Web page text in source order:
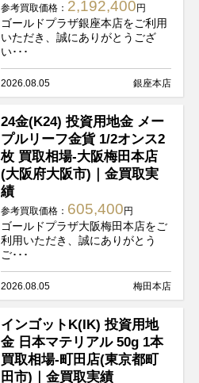
参考買取価格： 2,192,400 円
ゴールドプラザ銀座本店をご利用
いただき、誠にありがとうござ
い･･･
2026.08.05 銀座本店
24金(K24) 投資用地金 メー
プルリーフ金貨 1/2オンス2
枚 買取相場-大阪梅田本店
(大阪府大阪市)｜金買取実
績
参考買取価格： 605,400 円
ゴールドプラザ大阪梅田本店をご
利用いただき、誠にありがとう
ご･･･
2026.08.05 梅田本店
インゴットK(IK) 投資用地
金 日本マテリアル 50g 1本
買取相場-町田店(東京都町
田市)｜金買取実績